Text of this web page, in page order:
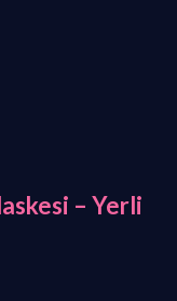
– Yerli